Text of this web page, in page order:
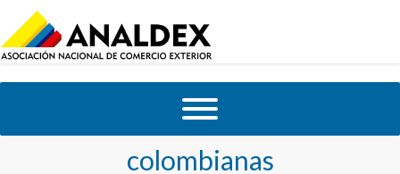
Tag Archives:Exportaciones
colombianas